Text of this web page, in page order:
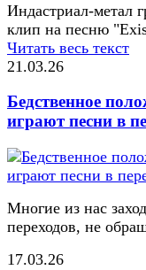
Индастриал-метал
клип на песню
Читать весь текст
21.03.26
Бедственное
играют песни в
Многие из нас
переходов, не
17.03.26